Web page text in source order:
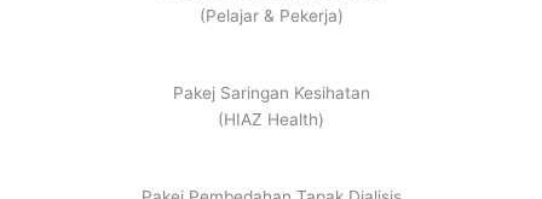
(Pelajar & Pekerja)
Pakej Saringan Kesihatan
(HIAZ Health)